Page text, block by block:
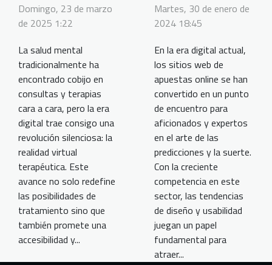
Domingo, 23 de marzo
de 2025 1:22
La salud mental
tradicionalmente ha
encontrado cobijo en
consultas y terapias
cara a cara, pero la era
digital trae consigo una
revolución silenciosa: la
realidad virtual
terapéutica. Este
avance no solo redefine
las posibilidades de
tratamiento sino que
también promete una
accesibilidad y...
Martes, 30 de enero de
2024 18:45
En la era digital actual,
los sitios web de
apuestas online se han
convertido en un punto
de encuentro para
aficionados y expertos
en el arte de las
predicciones y la suerte.
Con la creciente
competencia en este
sector, las tendencias
de diseño y usabilidad
juegan un papel
fundamental para
atraer...